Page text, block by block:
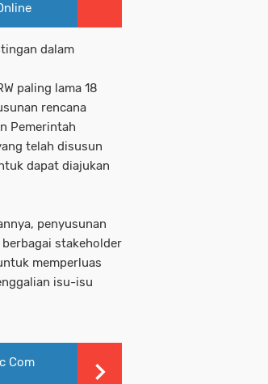
dalam
paling lama 18
rencana
Pemerintah
telah disusun
dapat diajukan
penyusunan
stakeholder
memperluas
isu-isu
Com